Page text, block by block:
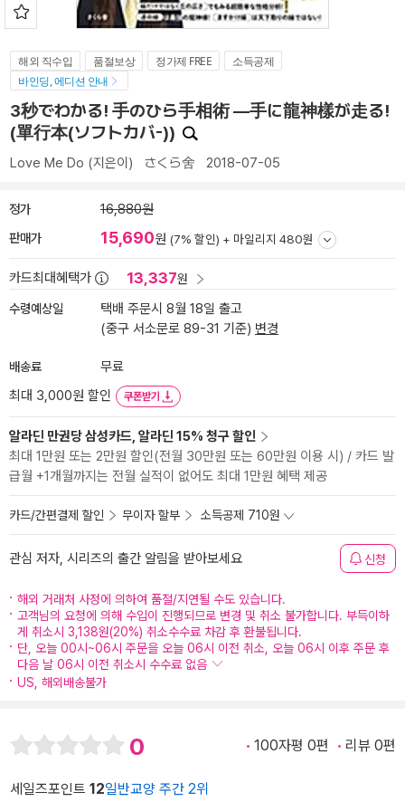
해외 직수입 품절보상 정가제 FREE
소득공제
바인딩, 에디션 안내
3秒でわかる! 手のひら手相術 ―手に龍神樣が走る!
(單行本(ソフトカバ-))
Love Me Do (지은이) さくら舍 2018-07-05
정가 16,880원
판매가 15,690원 (7% 할인) + 마일리지 480원
카드최대혜택가 13,337원
수령예상일
택배 주문시 8월 18일 출고
(중구 서소문로 89-31 기준) 변경
배송료
무료
최대 3,000원 할인
쿠폰받기
알라딘 만권당 삼성카드, 알라딘 15% 청구 할인
최대 1만원 또는 2만원 할인(전월 30만원 또는 60만원 이용 시) / 카드 발
급월 +1개월까지는 전월 실적이 없어도 최대 1만원 혜택 제공
카드/간편결제 할인 무이자 할부 소득공제 710원
관심 저자, 시리즈의 출간 알림을 받아보세요 신청
해외 거래처 사정에 의하여 품절/지연될 수도 있습니다.
고객님의 요청에 의해 수입이 진행되므로 변경 및 취소 불가합니다. 부득이하
게 취소시 3,138원(20%) 취소수수료 차감 후 환불됩니다.
단, 오늘 00시~06시 주문을 오늘 06시 이전 취소, 오늘 06시 이후 주문 후
다음 날 06시 이전 취소시 수수료 없음
US, 해외배송불가
0 100자평 0편 리뷰 0편
세일즈포인트 12일반교양 주간 2위